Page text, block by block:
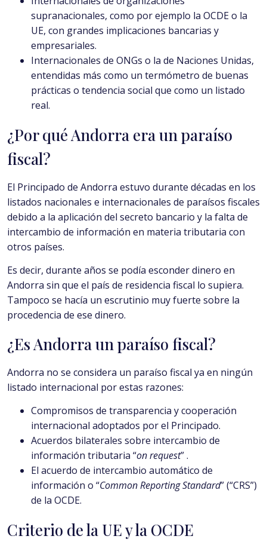
supranacionales, como por ejemplo la OCDE o la
UE, con grandes implicaciones bancarias y
empresariales.
Internacionales de ONGs o la de Naciones Unidas,
entendidas más como un termómetro de buenas
prácticas o tendencia social que como un listado
real.
¿Por qué Andorra era un paraíso
fiscal?
El Principado de Andorra estuvo durante décadas en los
listados nacionales e internacionales de paraísos fiscales
debido a la aplicación del secreto bancario y la falta de
intercambio de información en materia tributaria con
otros países.
Es decir, durante años se podía esconder dinero en
Andorra sin que el país de residencia fiscal lo supiera.
Tampoco se hacía un escrutinio muy fuerte sobre la
procedencia de ese dinero.
¿Es Andorra un paraíso fiscal?
Andorra no se considera un paraíso fiscal ya en ningún
listado internacional por estas razones:
Compromisos de transparencia y cooperación
internacional adoptados por el Principado.
Acuerdos bilaterales sobre intercambio de
información tributaria “on request” .
El acuerdo de intercambio automático de
información o “Common Reporting Standard” (“CRS”)
de la OCDE.
Criterio de la UE y la OCDE